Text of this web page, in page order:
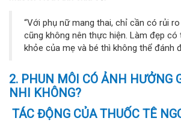
“Với phụ nữ mang thai, chỉ cần có rủi
cũng không nên thực hiện. Làm đẹp
khỏe của mẹ và bé thì không thể đánh
2. PHUN MÔI CÓ ẢNH HƯỞNG
NHI KHÔNG?
TÁC ĐỘNG CỦA THUỐC TÊ